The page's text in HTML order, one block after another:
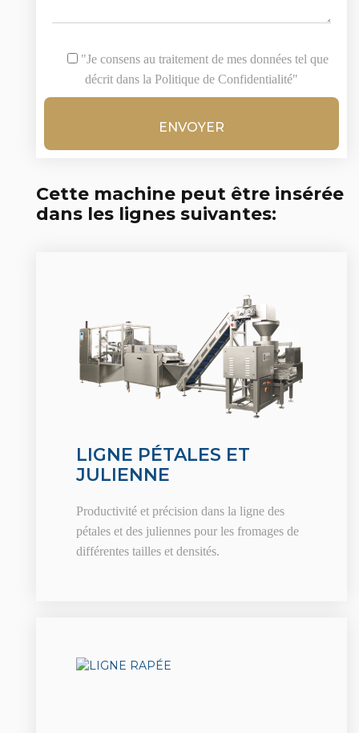
"Je consens au traitement de mes données tel que
décrit dans la Politique de Confidentialité"
Cette machine peut être insérée
dans les lignes suivantes:
LIGNE PÉTALES ET
JULIENNE
Productivité et précision dans la ligne des
pétales et des juliennes pour les fromages de
différentes tailles et densités.